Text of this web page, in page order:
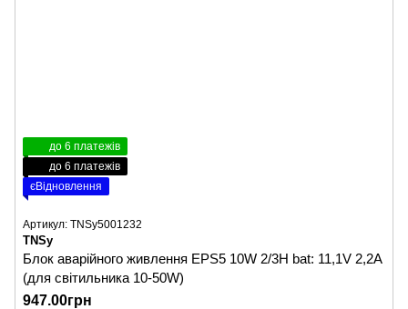
до 6 платежів
до 6 платежів
єВідновлення
Артикул: TNSy5001232
TNSy
Блок аварійного живлення EPS5 10W 2/3H bat: 11,1V 2,2A
(для світильника 10-50W)
947.00грн